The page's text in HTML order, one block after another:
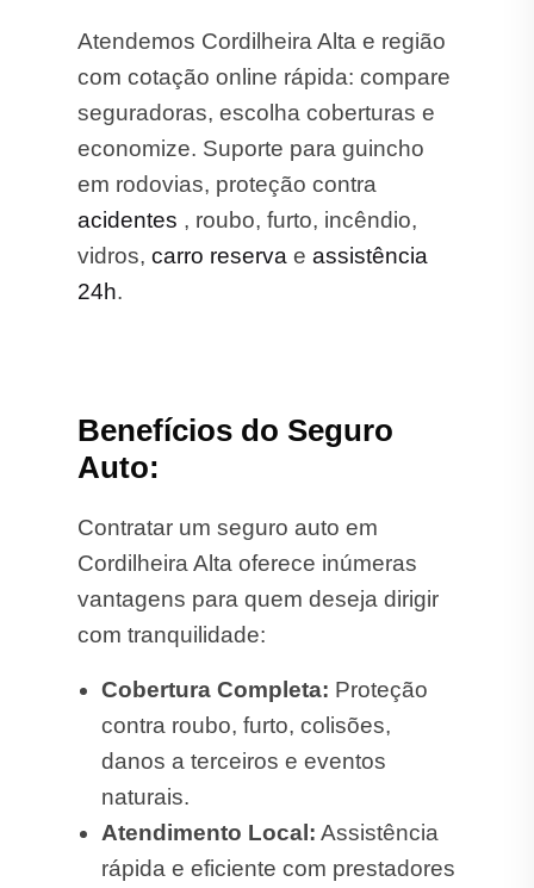
Atendemos Cordilheira Alta e região
com cotação online rápida: compare
seguradoras, escolha coberturas e
economize. Suporte para guincho
em rodovias, proteção contra
acidentes , roubo, furto, incêndio,
vidros, carro reserva e assistência
24h.
Benefícios do Seguro
Auto:
Contratar um seguro auto em
Cordilheira Alta oferece inúmeras
vantagens para quem deseja dirigir
com tranquilidade:
Cobertura Completa: Proteção
contra roubo, furto, colisões,
danos a terceiros e eventos
naturais.
Atendimento Local: Assistência
rápida e eficiente com prestadores